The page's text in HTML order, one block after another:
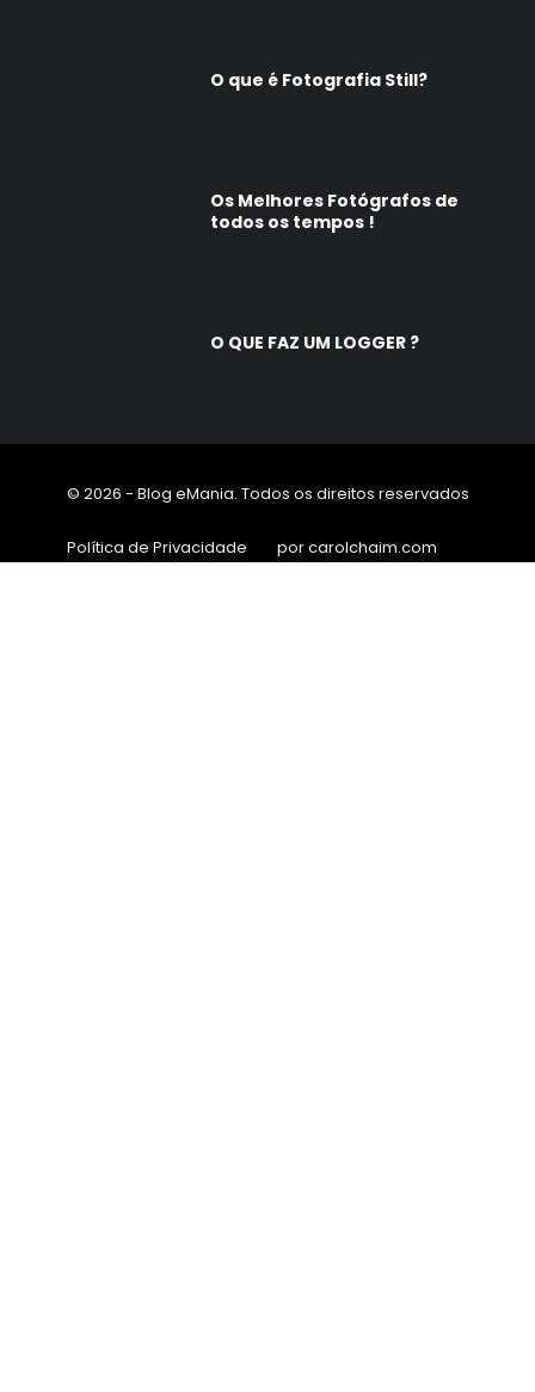
O que é Fotografia Still?
Os Melhores Fotógrafos de
todos os tempos !
O QUE FAZ UM LOGGER ?
© 2026 - Blog eMania. Todos os direitos reservados
Política de Privacidade por carolchaim.com